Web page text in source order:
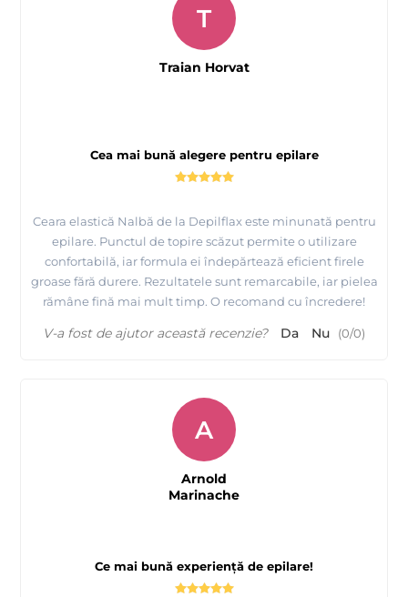
Cea mai bună alegere pentru epilare
Ceara elastică Nalbă de la Depilflax este minunată pentru
epilare. Punctul de topire scăzut permite o utilizare
confortabilă, iar formula ei îndepărtează eficient firele
groase fără durere. Rezultatele sunt remarcabile, iar pielea
rămâne fină mai mult timp. O recomand cu încredere!
T
Traian Horvat
V-a fost de ajutor această recenzie? Da Nu (0/0)
Ce mai bună experiență de epilare!
A
Arnold
Marinache